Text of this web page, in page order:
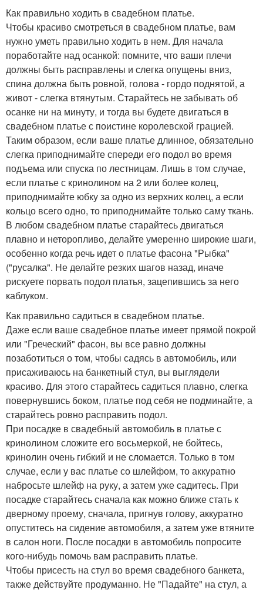
Как правильно ходить в свадебном платье.
Чтобы красиво смотреться в свадебном платье, вам
нужно уметь правильно ходить в нем. Для начала
поработайте над осанкой: помните, что ваши плечи
должны быть расправлены и слегка опущены вниз,
спина должна быть ровной, голова - гордо поднятой, а
живот - слегка втянутым. Старайтесь не забывать об
осанке ни на минуту, и тогда вы будете двигаться в
свадебном платье с поистине королевской грацией.
Таким образом, если ваше платье длинное, обязательно
слегка приподнимайте спереди его подол во время
подъема или спуска по лестницам. Лишь в том случае,
если платье с кринолином на 2 или более колец,
приподнимайте юбку за одно из верхних колец, а если
кольцо всего одно, то приподнимайте только саму ткань.
В любом свадебном платье старайтесь двигаться
плавно и неторопливо, делайте умеренно широкие шаги,
особенно когда речь идет о платье фасона "Рыбка"
("русалка". Не делайте резких шагов назад, иначе
рискуете порвать подол платья, зацепившись за него
каблуком.
Как правильно садиться в свадебном платье.
Даже если ваше свадебное платье имеет прямой покрой
или "Греческий" фасон, вы все равно должны
позаботиться о том, чтобы садясь в автомобиль, или
присаживаюсь на банкетный стул, вы выглядели
красиво. Для этого старайтесь садиться плавно, слегка
повернувшись боком, платье под себя не подминайте, а
старайтесь ровно расправить подол.
При посадке в свадебный автомобиль в платье с
кринолином сложите его восьмеркой, не бойтесь,
кринолин очень гибкий и не сломается. Только в том
случае, если у вас платье со шлейфом, то аккуратно
набросьте шлейф на руку, а затем уже садитесь. При
посадке старайтесь сначала как можно ближе стать к
дверному проему, сначала, пригнув голову, аккуратно
опуститесь на сидение автомобиля, а затем уже втяните
в салон ноги. После посадки в автомобиль попросите
кого-нибудь помочь вам расправить платье.
Чтобы присесть на стул во время свадебного банкета,
также действуйте продуманно. Не "Падайте" на стул, а